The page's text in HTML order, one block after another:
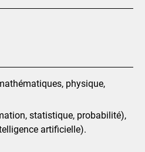
physique,
statistique, probabilité),
artificielle).